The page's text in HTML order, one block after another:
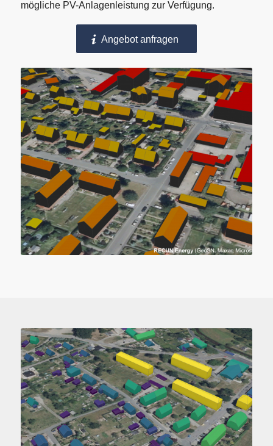
mögliche PV-Anlagenleistung zur Verfügung.
Angebot anfragen